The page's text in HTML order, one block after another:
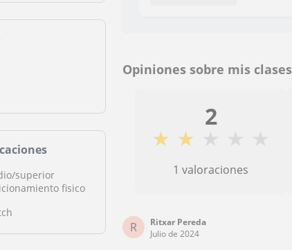
superior
fisico
Opiniones sobre mis clases
2
★ ★
1 valoraciones
R
Ritxar Pereda
Julio de 2024